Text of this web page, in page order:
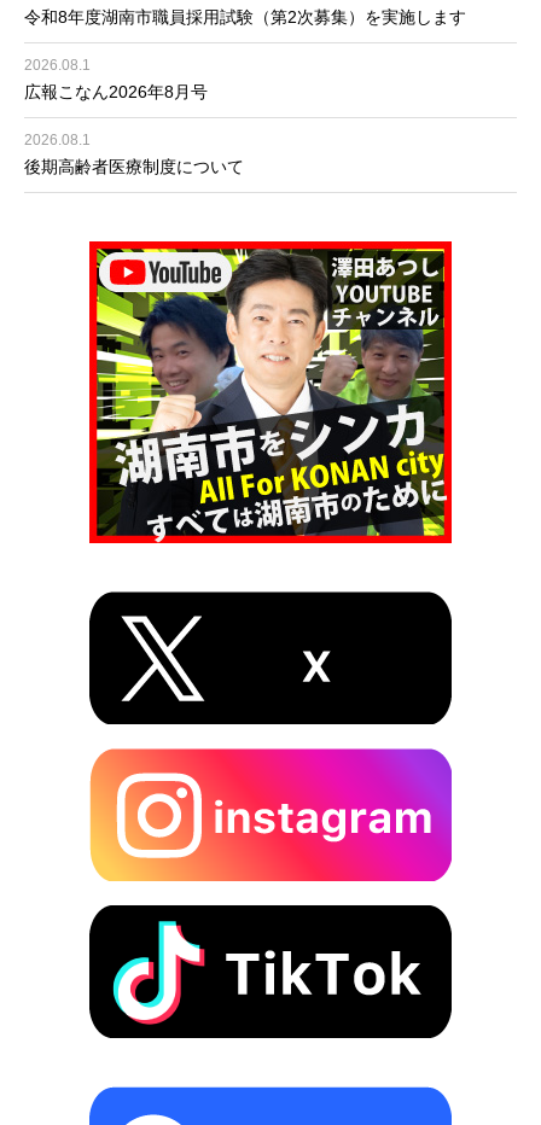
令和8年度湖南市職員採用試験（第2次募集）を実施します
2026.08.1
広報こなん2026年8月号
2026.08.1
後期高齢者医療制度について